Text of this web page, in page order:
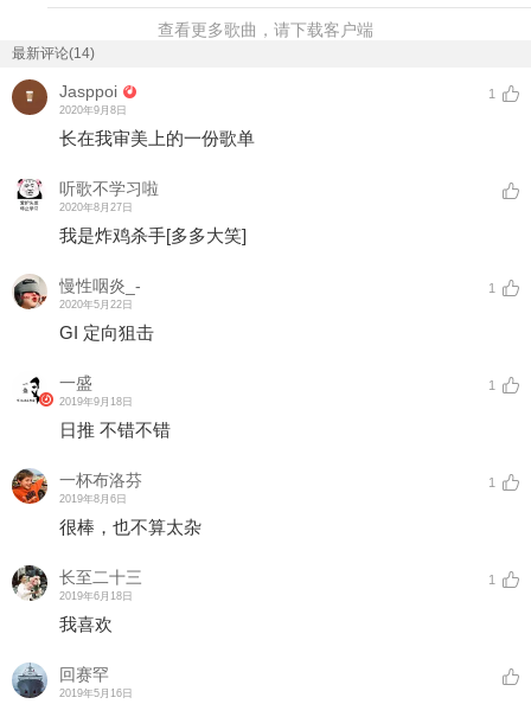
查看更多歌曲，请下载客户端
最新评论(14)
Jasppoi
2020年9月8日
1
长在我审美上的一份歌单
听歌不学习啦
2020年8月27日
我是炸鸡杀手[多多大笑]
慢性咽炎_-
2020年5月22日
1
GI 定向狙击
一盛
2019年9月18日
1
日推 不错不错
一杯布洛芬
2019年8月6日
1
很棒，也不算太杂
长至二十三
2019年6月18日
1
我喜欢
回赛罕
2019年5月16日